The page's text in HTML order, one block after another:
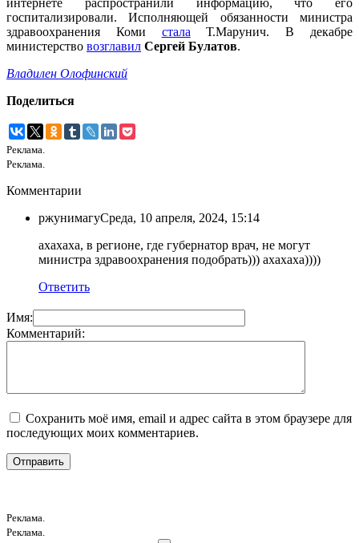
интернете распространили информацию, что его
госпитализировали. Исполняющей обязанности министра
здравоохранения Коми стала Т.Марунич. В декабре
министерство возглавил Сергей Булатов.
Владилен Олофинский
Поделиться
Реклама.
Реклама.
Комментарии
ржунимагуСреда, 10 апреля, 2024, 15:14
ахахаха, в регионе, где губернатор врач, не могут
министра здравоохранения подобрать))) ахахаха))))
Ответить
Имя:
Комментарий:
Сохранить моё имя, email и адрес сайта в этом браузере для
последующих моих комментариев.
Реклама.
Реклама.